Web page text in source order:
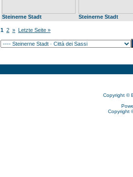
Steinerne Stadt Steinerne Stadt
1 2 » Letzte Seite »
Copyright ©
Copyright